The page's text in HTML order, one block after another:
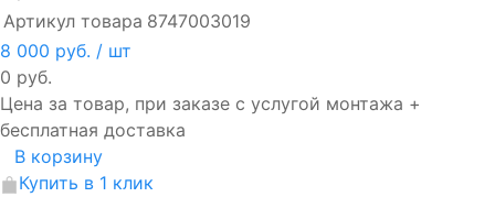
Артикул товара 8747003019
8 000 руб. / шт
0 руб.
Цена за товар, при заказе с услугой монтажа +
бесплатная доставка
В корзину
Купить в 1 клик